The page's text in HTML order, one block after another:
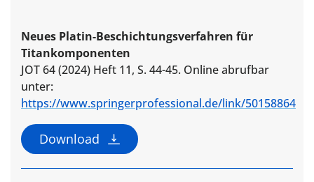
Neues Platin-Beschichtungsverfahren für
Titankomponenten
JOT 64 (2024) Heft 11, S. 44-45. Online abrufbar
unter:
https://www.springerprofessional.de/link/50158864
Download